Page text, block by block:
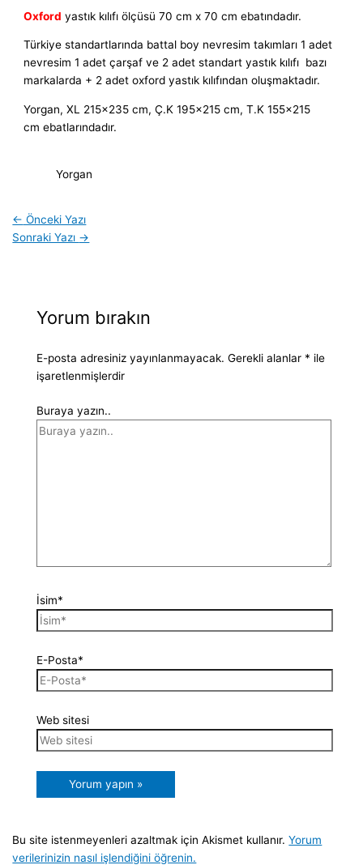
Oxford yastık kılıfı ölçüsü 70 cm x 70 cm ebatındadır.
Türkiye standartlarında battal boy nevresim takımları 1 adet
nevresim 1 adet çarşaf ve 2 adet standart yastık kılıfı bazı
markalarda + 2 adet oxford yastık kılıfından oluşmaktadır.
Yorgan, XL 215×235 cm, Ç.K 195×215 cm, T.K 155×215
cm ebatlarındadır.
Yorgan
← Önceki Yazı
Sonraki Yazı →
Yorum bırakın
E-posta adresiniz yayınlanmayacak. Gerekli alanlar * ile
işaretlenmişlerdir
Buraya yazın..
İsim*
E-Posta*
Web sitesi
Bu site istenmeyenleri azaltmak için Akismet kullanır.Yorum
verilerinizin nasıl işlendiğini öğrenin.